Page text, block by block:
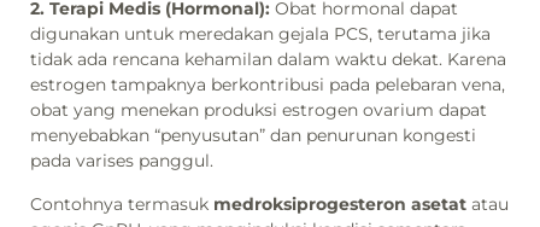
2. Terapi Medis (Hormonal): Obat hormonal dapat
digunakan untuk meredakan gejala PCS, terutama jika
tidak ada rencana kehamilan dalam waktu dekat. Karena
estrogen tampaknya berkontribusi pada pelebaran vena,
obat yang menekan produksi estrogen ovarium dapat
menyebabkan “penyusutan” dan penurunan kongesti
pada varises panggul.
Contohnya termasuk medroksiprogesteron asetat atau